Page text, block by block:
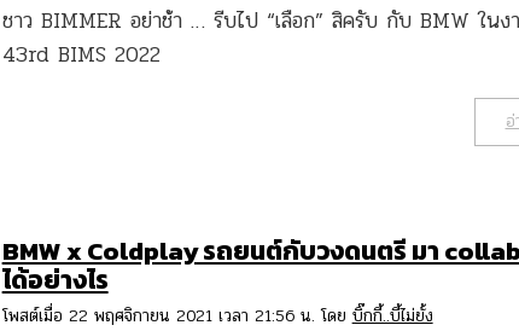
ชาว BIMMER อย่าช้า … รีบไป “เลือก” สิครับ กับ BMW ใน
43rd BIMS 2022
BMW x Coldplay รถยนต์กับวงดนตรี มา
ได้อย่างไร
โพสต์เมื่อ 22 พฤศจิกายน 2021 เวลา 21:56 น. โดย บิ๊กกี้..บี้ไม่ยั้ง